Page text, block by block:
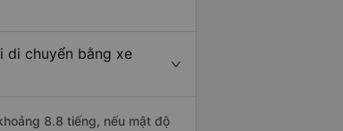
di chuyển bằng xe
8.8 tiếng, nếu mật độ